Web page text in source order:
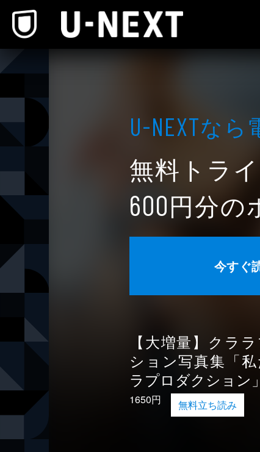
U-NEXTなら
無料トラ
600円分の
今すぐ
【大増量】クラ
ション写真集「
ラプロダクション」
1650円 無料立ち読み